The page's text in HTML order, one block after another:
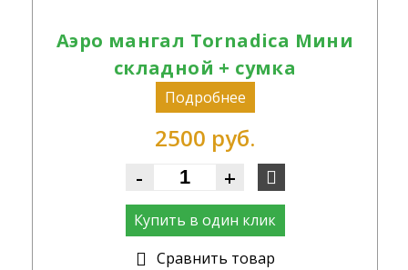
Аэро мангал Tornadica Мини
складной + сумка
Подробнее
2500 руб.
- +
Купить в один клик
Cравнить товар